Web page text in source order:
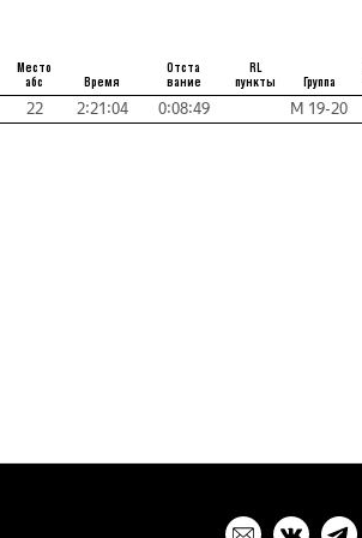
Место
абс
Время
Отста
вание
RL
пункты
Группа
22 2:21:04 0:08:49 М 19-20